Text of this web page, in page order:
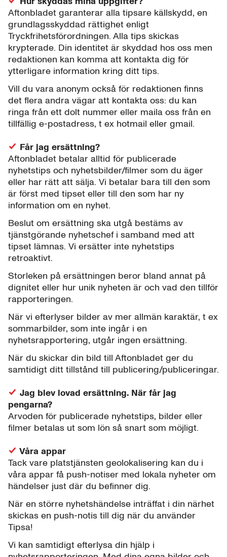
Aftonbladet garanterar alla tipsare källskydd, en
grundlagsskyddad rättighet enligt
Tryckfrihetsförordningen. Alla tips skickas
krypterade. Din identitet är skyddad hos oss men
redaktionen kan komma att kontakta dig för
ytterligare information kring ditt tips.
Vill du vara anonym också för redaktionen finns
det flera andra vägar att kontakta oss: du kan
ringa från ett dolt nummer eller maila oss från en
tillfällig e-postadress, t ex hotmail eller gmail.
Får jag ersättning?
Aftonbladet betalar alltid för publicerade
nyhetstips och nyhetsbilder/filmer som du äger
eller har rätt att sälja. Vi betalar bara till den som
är först med tipset eller till den som har ny
information om en nyhet.
Beslut om ersättning ska utgå bestäms av
tjänstgörande nyhetschef i samband med att
tipset lämnas. Vi ersätter inte nyhetstips
retroaktivt.
Storleken på ersättningen beror bland annat på
dignitet eller hur unik nyheten är och vad den tillför
rapporteringen.
När vi efterlyser bilder av mer allmän karaktär, t ex
sommarbilder, som inte ingår i en
nyhetsrapportering, utgår ingen ersättning.
När du skickar din bild till Aftonbladet ger du
samtidigt ditt tillstånd till publicering/publiceringar.
Jag blev lovad ersättning. När får jag
pengarna?
Arvoden för publicerade nyhetstips, bilder eller
filmer betalas ut som lön så snart som möjligt.
Våra appar
Tack vare platstjänsten geolokalisering kan du i
våra appar få push-notiser med lokala nyheter om
händelser just där du befinner dig.
När en större nyhetshändelse inträffat i din närhet
skickas en push-notis till dig när du använder
Tipsa!
Vi kan samtidigt efterlysa din hjälp i